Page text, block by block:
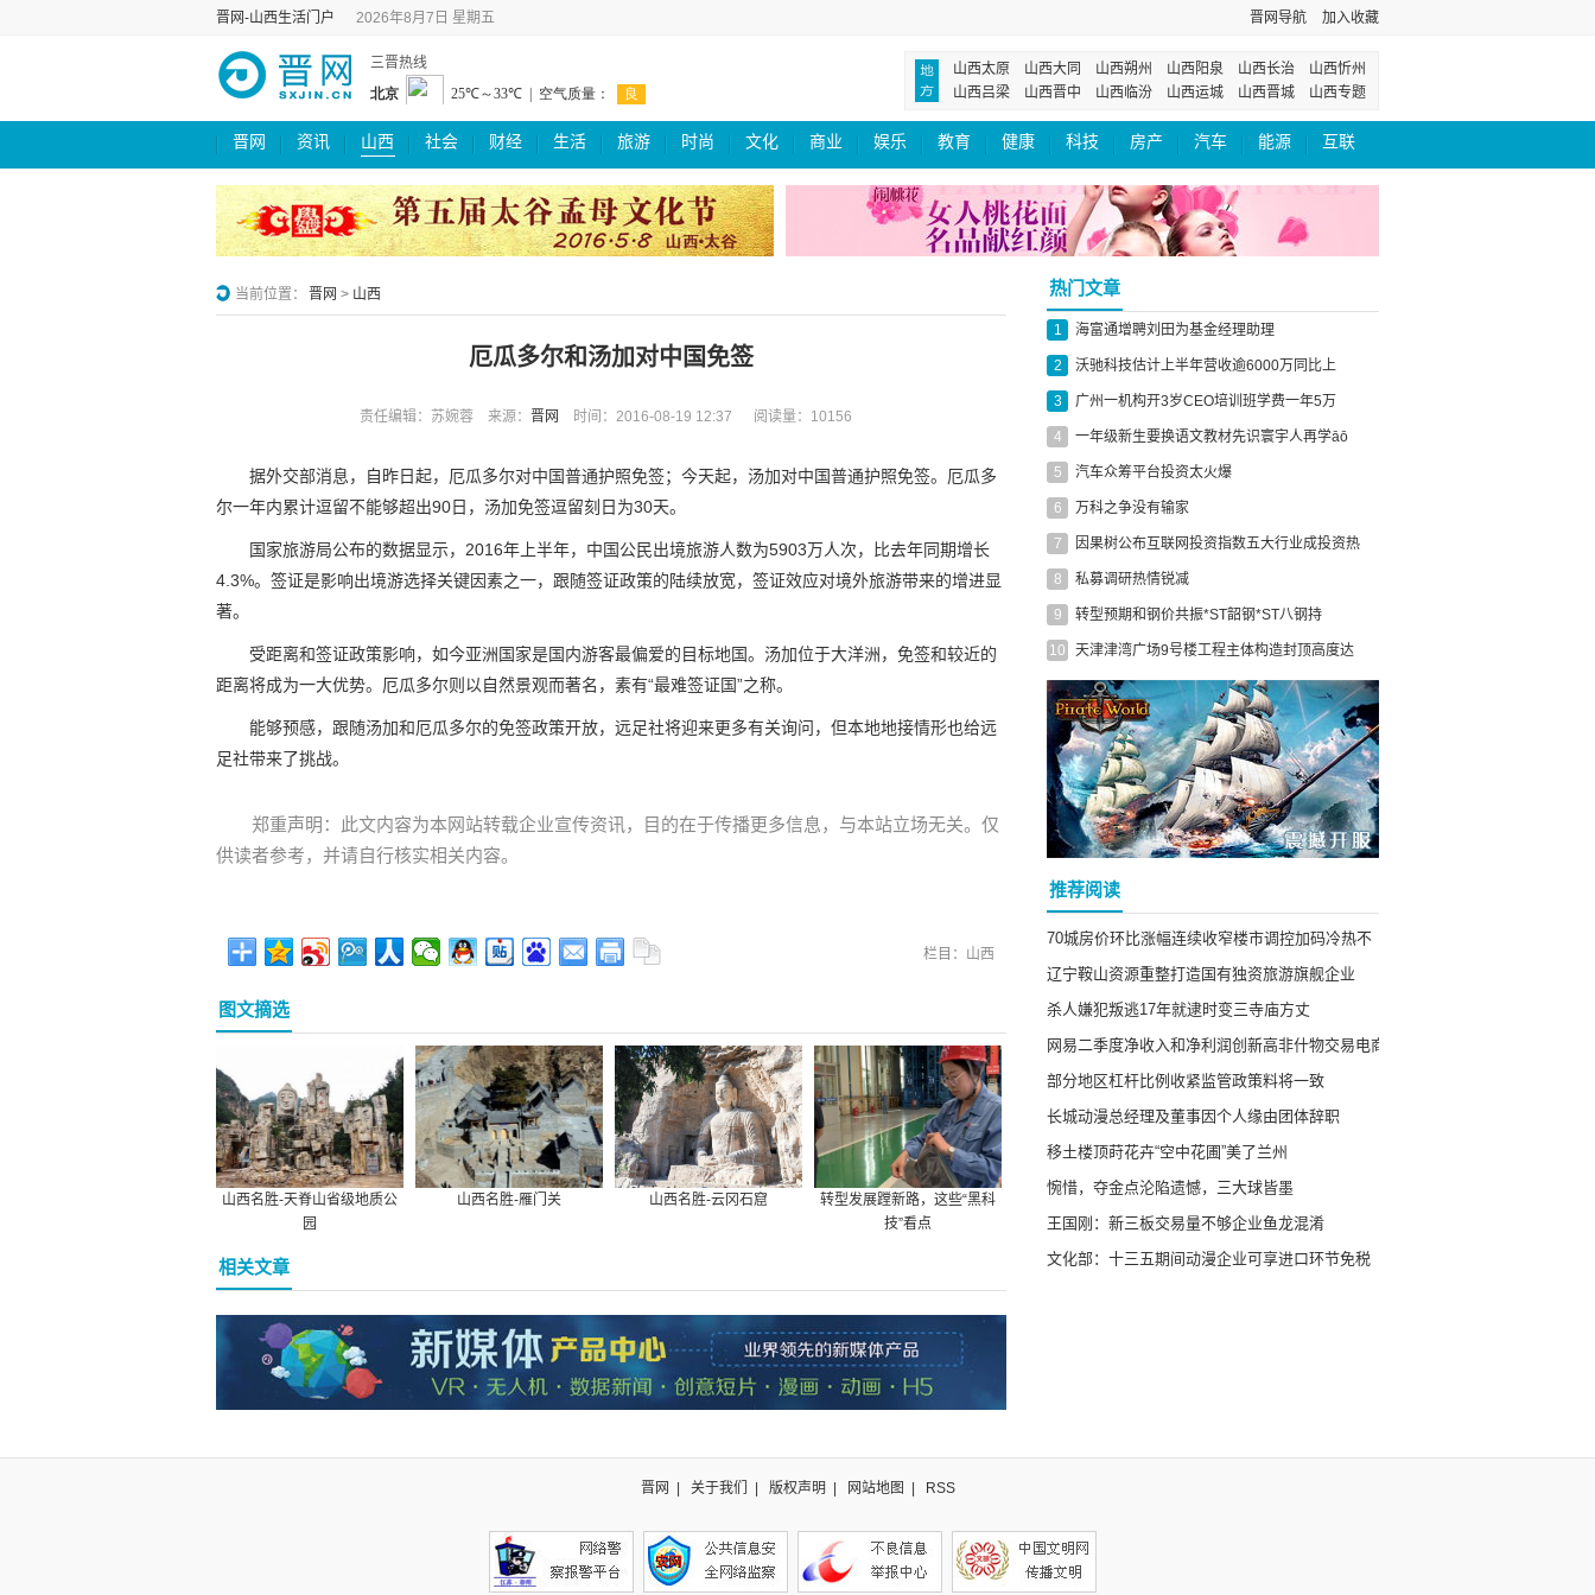
晋网-山西生活门户 2026年8月7日 星期五 晋网导航 加入收藏
三晋热线 山西太原 山西大同 山西朔州 山西阳泉 山西长治
山西忻州
山西吕梁
山西晋中 山西临汾 山西运城 山西晋城 山西专题
晋网 资讯 山西 社会 财经 生活 旅游 时尚 文化 商业 娱乐 教育 健康 科技 房产 汽车 能源 互联
当前位置： 晋网 > 山西
厄瓜多尔和汤加对中国免签
责任编辑：苏婉蓉 来源： 晋网 时间：2016-08-19 12:37 阅读量：10156
据外交部消息，自昨日起，厄瓜多尔对中国普通护照免签；今天起，汤加对中国普通护照免签。厄瓜多
尔一年内累计逗留不能够超出90日，汤加免签逗留刻日为30天。
国家旅游局公布的数据显示，2016年上半年，中国公民出境旅游人数为5903万人次，比去年同期增长
4.3%。签证是影响出境游选择关键因素之一，跟随签证政策的陆续放宽，签证效应对境外旅游带来的增进显
著。
受距离和签证政策影响，如今亚洲国家是国内游客最偏爱的目标地国。汤加位于大洋洲，免签和较近的
距离将成为一大优势。厄瓜多尔则以自然景观而著名，素有“最难签证国”之称。
能够预感，跟随汤加和厄瓜多尔的免签政策开放，远足社将迎来更多有关询问，但本地地接情形也给远
足社带来了挑战。
郑重声明：此文内容为本网站转载企业宣传资讯，目的在于传播更多信息，与本站立场无关。仅
供读者参考，并请自行核实相关内容。
栏目：山西
图文摘选
山西名胜-天脊山省级地质公
园
山西名胜-雁门关 山西名胜-云冈石窟
转型发展蹚新路，这些“黑科
技”看点
相关文章
热门文章
1 海富通增聘刘田为基金经理助理
2 沃驰科技估计上半年营收逾6000万同比上
3 广州一机构开3岁CEO培训班学费一年5万
4 一年级新生要换语文教材先识寰宇人再学āō
5 汽车众筹平台投资太火爆
6 万科之争没有输家
7 因果树公布互联网投资指数五大行业成投资热
8 私募调研热情锐减
9 转型预期和钢价共振*ST韶钢*ST八钢持
10 天津津湾广场9号楼工程主体构造封顶高度达
推荐阅读
70城房价环比涨幅连续收窄楼市调控加码冷热不
辽宁鞍山资源重整打造国有独资旅游旗舰企业
杀人嫌犯叛逃17年就逮时变三寺庙方丈
网易二季度净收入和净利润创新高非什物交易电商
部分地区杠杆比例收紧监管政策料将一致
长城动漫总经理及董事因个人缘由团体辞职
移土楼顶莳花卉“空中花圃”美了兰州
惋惜，夺金点沦陷遗憾，三大球皆墨
王国刚：新三板交易量不够企业鱼龙混淆
文化部：十三五期间动漫企业可享进口环节免税
晋网 关于我们 版权声明 网站地图 RSS